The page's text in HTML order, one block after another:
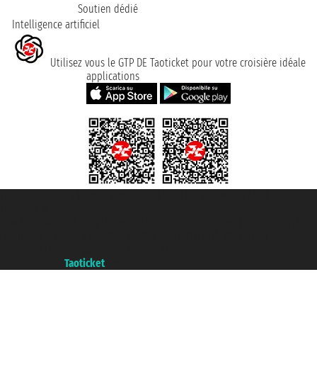
Soutien dédié
Intelligence artificiel
Utilisez vous le GTP DE Taoticket pour votre croisière idéale
applications
Taoticket